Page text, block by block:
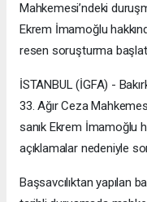
Mahkemesi’ndeki
Ekrem İmamoğlu
resen soruşturma
İSTANBUL (İGFA) -
33. Ağır Ceza
sanık Ekrem İmamoğlu
açıklamalar nedeniyle
Başsavcılıktan yapılan